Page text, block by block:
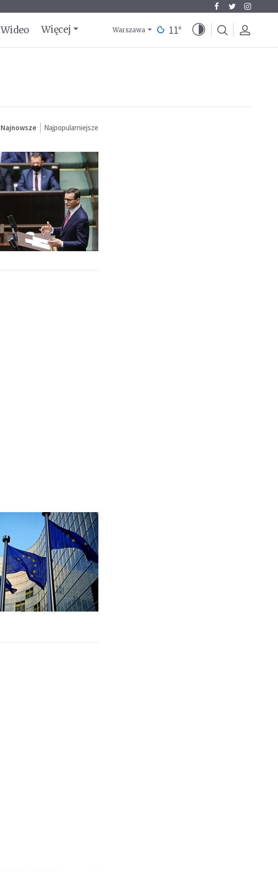
Wideo Więcej Warszawa 11°
Najnowsze Najpopularniejsze